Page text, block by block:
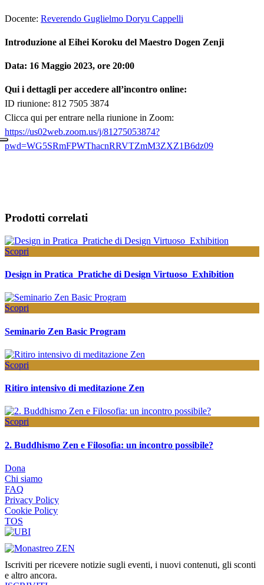
Docente: Reverendo Guglielmo Doryu Cappelli
Introduzione al Eihei Koroku del Maestro Dogen Zenji
Data: 16 Maggio 2023, ore 20:00
Qui i dettagli per accedere all’incontro online:
ID riunione: 812 7505 3874
Clicca qui per entrare nella riunione in Zoom:
https://us02web.zoom.us/j/81275053874?
pwd=WG5SRmFPWThacnRRVTZmM3ZXZ1B6dz09
Prodotti correlati
Scopri
Design in Pratica_Pratiche di Design Virtuoso_Exhibition
Scopri
Seminario Zen Basic Program
Scopri
Ritiro intensivo di meditazione Zen
Scopri
2. Buddhismo Zen e Filosofia: un incontro possibile?
Dona
Chi siamo
FAQ
Privacy Policy
Cookie Policy
TOS
Iscriviti per ricevere notizie sugli eventi, i nuovi contenuti, gli sconti
e altro ancora.